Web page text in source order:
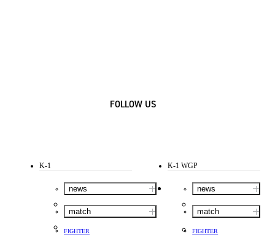
FOLLOW US
K-1
news
match
FIGHTER
K-1 WGP
news
match
FIGHTER